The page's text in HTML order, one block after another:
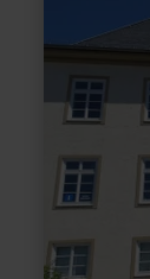
L'office
de
Hocheifel-
Nürburgring